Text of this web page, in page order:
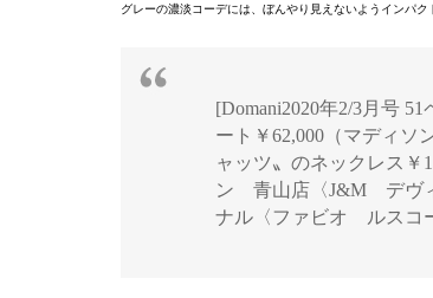
グレーの濃淡コーデには、ぼんやり見えないようインパ
[Domani2020年2/3月号
ート￥62,000（マディ
ャッツ〟のネックレス
ン 青山店〈J&M デヴ
ナル〈ファビオ ルスコ